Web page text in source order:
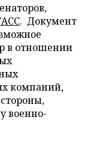
. Документ
в отношении
компаний,
военно-